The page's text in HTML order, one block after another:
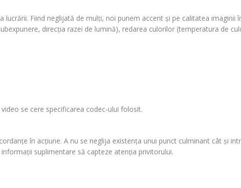
Fiind neglijată de mulţi, noi punem accent şi pe calitatea imaginii
direcţia razei de lumină), redarea culorilor (temperatura de
se cere specificarea codec-ului folosit.
în acţiune. A nu se neglija existenţa unui punct culminant cât şi
suplimentare să capteze atenţia privitorului.